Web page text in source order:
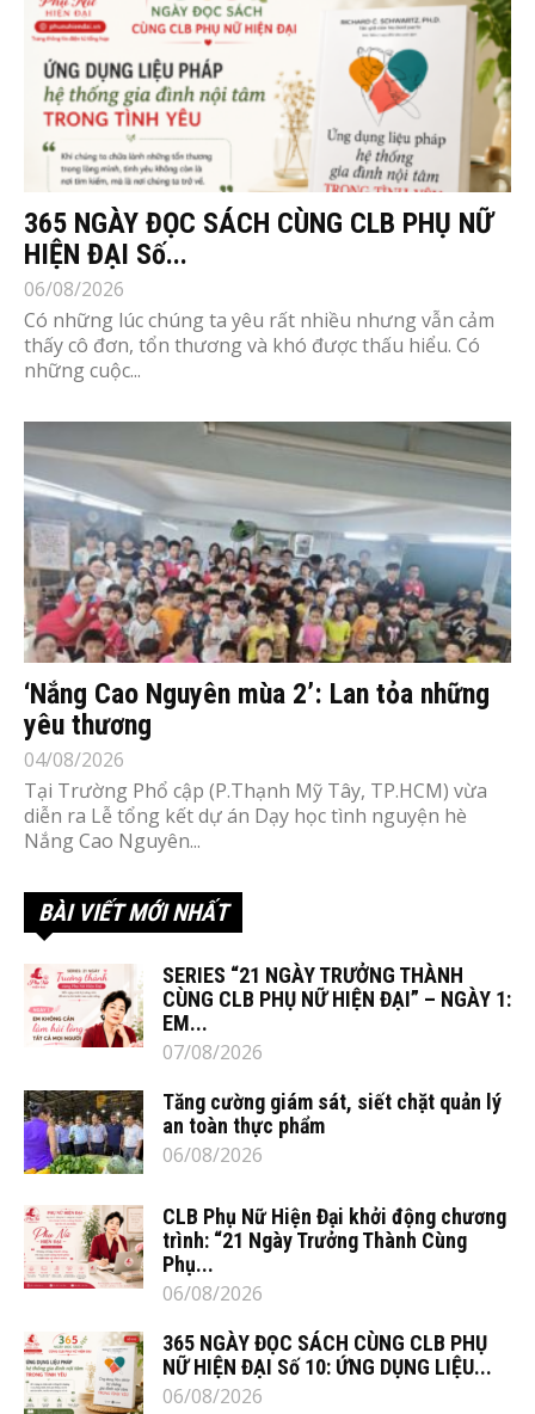
365 NGÀY ĐỌC SÁCH CÙNG CLB PHỤ NỮ
HIỆN ĐẠI Số...
06/08/2026
Có những lúc chúng ta yêu rất nhiều nhưng vẫn cảm
thấy cô đơn, tổn thương và khó được thấu hiểu. Có
những cuộc...
‘Nắng Cao Nguyên mùa 2’: Lan tỏa những
yêu thương
04/08/2026
Tại Trường Phổ cập (P.Thạnh Mỹ Tây, TP.HCM) vừa
diễn ra Lễ tổng kết dự án Dạy học tình nguyện hè
Nắng Cao Nguyên...
BÀI VIẾT MỚI NHẤT
SERIES “21 NGÀY TRƯỞNG THÀNH
CÙNG CLB PHỤ NỮ HIỆN ĐẠI” – NGÀY 1:
EM...
07/08/2026
Tăng cường giám sát, siết chặt quản lý
an toàn thực phẩm
06/08/2026
CLB Phụ Nữ Hiện Đại khởi động chương
trình: “21 Ngày Trưởng Thành Cùng
Phụ...
06/08/2026
365 NGÀY ĐỌC SÁCH CÙNG CLB PHỤ
NỮ HIỆN ĐẠI Số 10: ỨNG DỤNG LIỆU...
06/08/2026